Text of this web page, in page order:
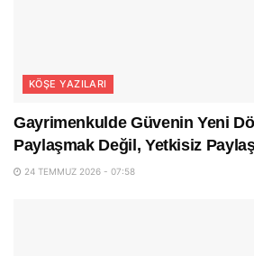
KÖŞE YAZILARI
Gayrimenkulde Güvenin Yeni
Paylaşmak Değil, Yetkisiz
24 TEMMUZ 2026 - 07:58